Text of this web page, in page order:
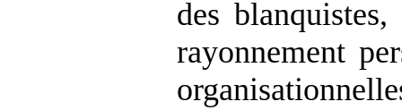
des
rayonnement